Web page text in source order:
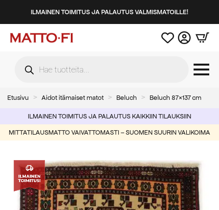
ILMAINEN TOIMITUS JA PALAUTUS VALMISMATOILLE!
search
Etusivu Aidot itämaiset matot Beluch Beluch 87×137 cm
ILMAINEN TOIMITUS JA PALAUTUS KAIKKIIN TILAUKSIIN
MITTATILAUSMATTO VAIVATTOMASTI – SUOMEN SUURIN VALIKOIMA
-55%